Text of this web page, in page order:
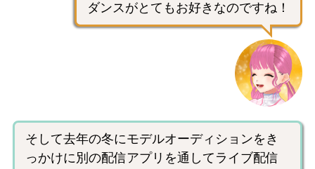
ダンスがとてもお好きなのですね！
そして去年の冬にモデルオーディションをき
っかけに別の配信アプリを通してライブ配信